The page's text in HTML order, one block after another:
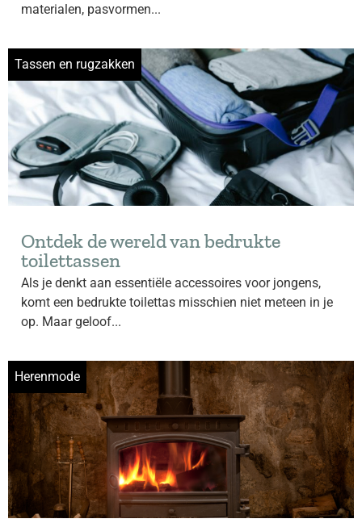
materialen, pasvormen...
Tassen en rugzakken
Ontdek de wereld van bedrukte
toilettassen
Als je denkt aan essentiële accessoires voor jongens,
komt een bedrukte toilettas misschien niet meteen in je
op. Maar geloof...
Herenmode